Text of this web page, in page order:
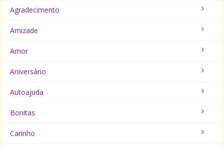
Agradecimento
Amizade
Amor
Aniversário
Autoajuda
Bonitas
Carinho